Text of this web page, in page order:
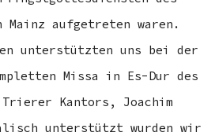
Mainz aufgetreten waren.
unterstützten uns bei der
Missa in Es-Dur des
Kantors, Joachim
unterstützt wurden wir